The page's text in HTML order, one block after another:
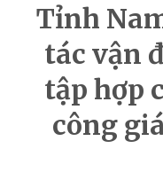
Tỉnh
tác vận
tập hợp
công